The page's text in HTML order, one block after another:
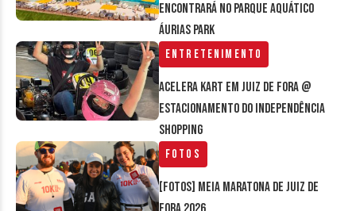
encontrará no parque aquático
Áurias Park
Entretenimento
Acelera Kart em Juiz de Fora @
estacionamento do Independência
Shopping
Fotos
[FOTOS] Meia Maratona de Juiz de